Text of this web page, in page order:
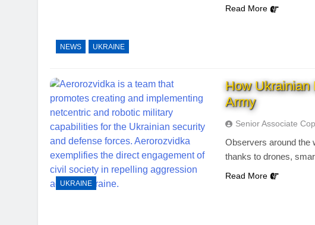
NEWS UKRAINE
Read More
UKRAINE
How Ukrainian
Army
Senior Associate
Observers around the
thanks to drones,
Read More